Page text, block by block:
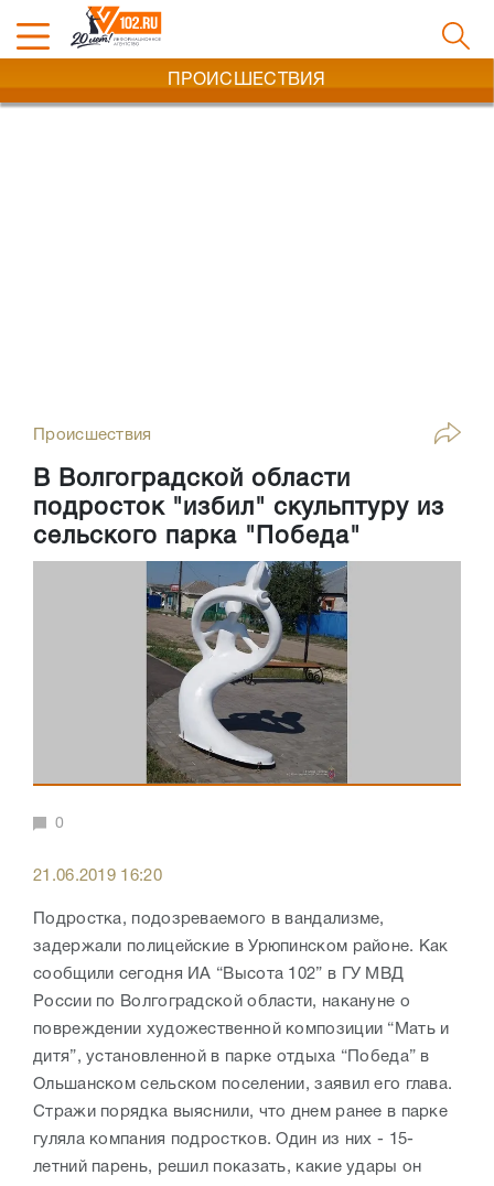
ПРОИСШЕСТВИЯ
Происшествия
В Волгоградской области
подросток "избил" скульптуру из
сельского парка "Победа"
0
21.06.2019 16:20
Подростка, подозреваемого в вандализме,
задержали полицейские в Урюпинском районе. Как
сообщили сегодня ИА “Высота 102” в ГУ МВД
России по Волгоградской области, накануне о
повреждении художественной композиции “Мать и
дитя”, установленной в парке отдыха “Победа” в
Ольшанском сельском поселении, заявил его глава.
Стражи порядка выяснили, что днем ранее в парке
гуляла компания подростков. Один из них - 15-
летний парень, решил показать, какие удары он